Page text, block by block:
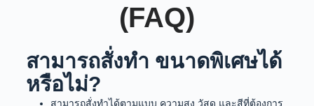
(FAQ)
สามารถสั่งทำ ขนาดพิเศษได้
หรือไม่?
สามารถสั่งทำได้ตามแบบ ความสูง วัสดุ และสีที่ต้องการ